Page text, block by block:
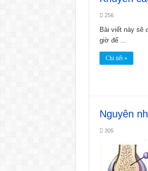
256
Bài viết này sẽ
giờ để ...
Chi tiết »
Nguyên
305